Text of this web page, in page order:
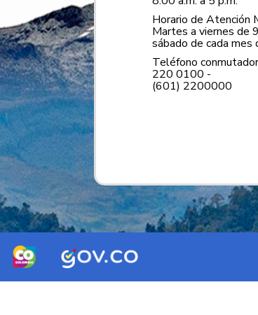
Horario de Atención
Martes a viernes de
sábado de cada mes
Teléfono
220 0100 -
(601) 2200000